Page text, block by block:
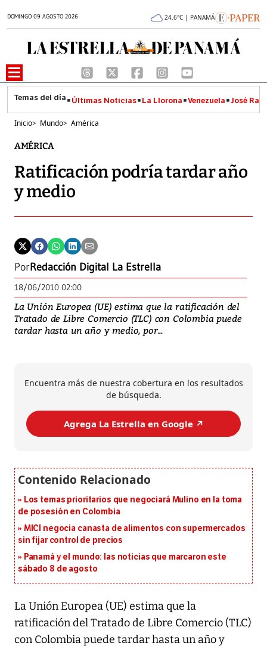
DOMINGO 09 AGOSTO 2026 24.6°C | PANAMÁ
Últimas Noticias La Llorona Venezuela José
Inicio> Mundo> América
AMÉRICA
Ratificación podría tardar año
y medio
PorRedacción Digital La Estrella
18/06/2010 02:00
La Unión Europea (UE) estima que la ratificación del
Tratado de Libre Comercio (TLC) con Colombia puede
tardar hasta un año y medio, por...
Encuentra más de nuestra cobertura en los resultados
de búsqueda.
Agrega La Estrella en Google ↗️
Los temas prioritarios que negociará Mulino en la toma
de posesión en Colombia
MICI negocia canasta de alimentos con supermercados
sin fijar control de precios
Panamá y el mundo: las noticias que marcaron este
sábado 8 de agosto
La Unión Europea (UE) estima que la
ratificación del Tratado de Libre Comercio (TLC)
con Colombia puede tardar hasta un año y